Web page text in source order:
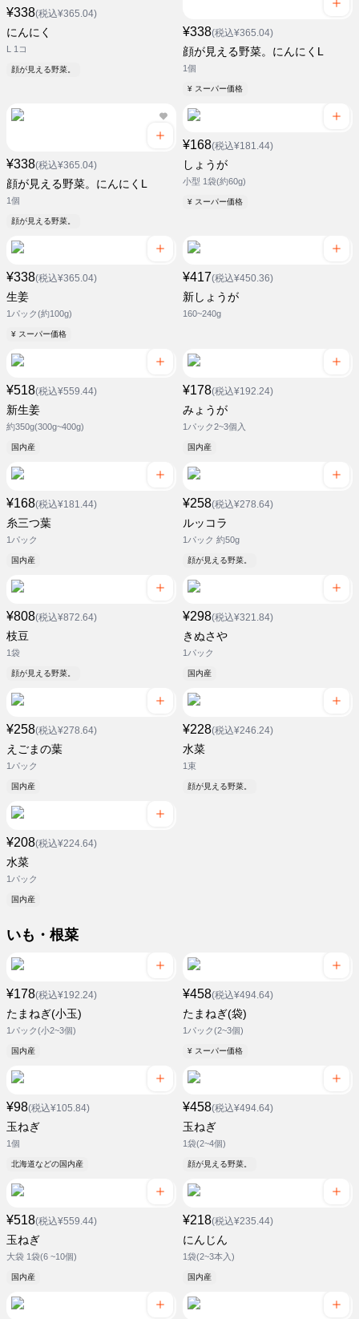
¥338(税込¥365.04)
にんにく
L 1コ
顔が見える野菜。
¥338(税込¥365.04)
顔が見える野菜。にんにくL
1個
¥ スーパー価格
¥338(税込¥365.04)
顔が見える野菜。にんにくL
1個
顔が見える野菜。
¥168(税込¥181.44)
しょうが
小型 1袋(約60g)
¥ スーパー価格
¥338(税込¥365.04)
生姜
1パック(約100g)
¥ スーパー価格
¥417(税込¥450.36)
新しょうが
160~240g
¥518(税込¥559.44)
新生姜
約350g(300g~400g)
国内産
¥178(税込¥192.24)
みょうが
1パック2~3個入
国内産
¥168(税込¥181.44)
糸三つ葉
1パック
国内産
¥258(税込¥278.64)
ルッコラ
1パック 約50g
顔が見える野菜。
¥808(税込¥872.64)
枝豆
1袋
顔が見える野菜。
¥298(税込¥321.84)
きぬさや
1パック
国内産
¥258(税込¥278.64)
えごまの葉
1パック
国内産
¥228(税込¥246.24)
水菜
1束
顔が見える野菜。
¥208(税込¥224.64)
水菜
1パック
国内産
いも・根菜
¥178(税込¥192.24)
たまねぎ(小玉)
1パック(小2~3個)
国内産
¥458(税込¥494.64)
たまねぎ(袋)
1パック(2~3個)
¥ スーパー価格
¥98(税込¥105.84)
玉ねぎ
1個
北海道などの国内産
¥458(税込¥494.64)
玉ねぎ
1袋(2~4個)
顔が見える野菜。
¥518(税込¥559.44)
玉ねぎ
大袋 1袋(6 ~10個)
国内産
¥218(税込¥235.44)
にんじん
1袋(2~3本入)
国内産